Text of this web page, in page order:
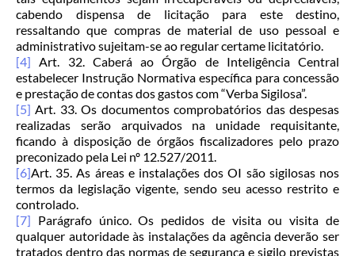
cabendo dispensa de licitação para este destino,
ressaltando que compras de material de uso pessoal e
administrativo sujeitam-se ao regular certame licitatório.
[4] Art. 32. Caberá ao Órgão de Inteligência Central
estabelecer Instrução Normativa específica para concessão
e prestação de contas dos gastos com “Verba Sigilosa”.
[5] Art. 33. Os documentos comprobatórios das despesas
realizadas serão arquivados na unidade requisitante,
ficando à disposição de órgãos fiscalizadores pelo prazo
preconizado pela Lei nº 12.527/2011.
[6]Art. 35. As áreas e instalações dos OI são sigilosas nos
termos da legislação vigente, sendo seu acesso restrito e
controlado.
[7] Parágrafo único. Os pedidos de visita ou visita de
qualquer autoridade às instalações da agência deverão ser
tratados dentro das normas de segurança e sigilo previstas